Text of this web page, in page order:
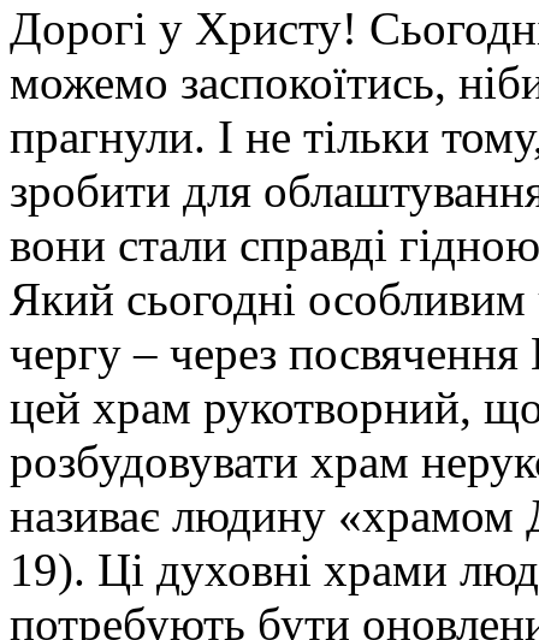
Дорогі у Христу!
можемо заспокоїтись,
прагнули. І не тільки
зробити для
вони стали справді
Який сьогодні
чергу – через
цей храм рукотворний,
розбудовувати храм
називає людину «храмом
19). Ці духовні храми
потребують бути